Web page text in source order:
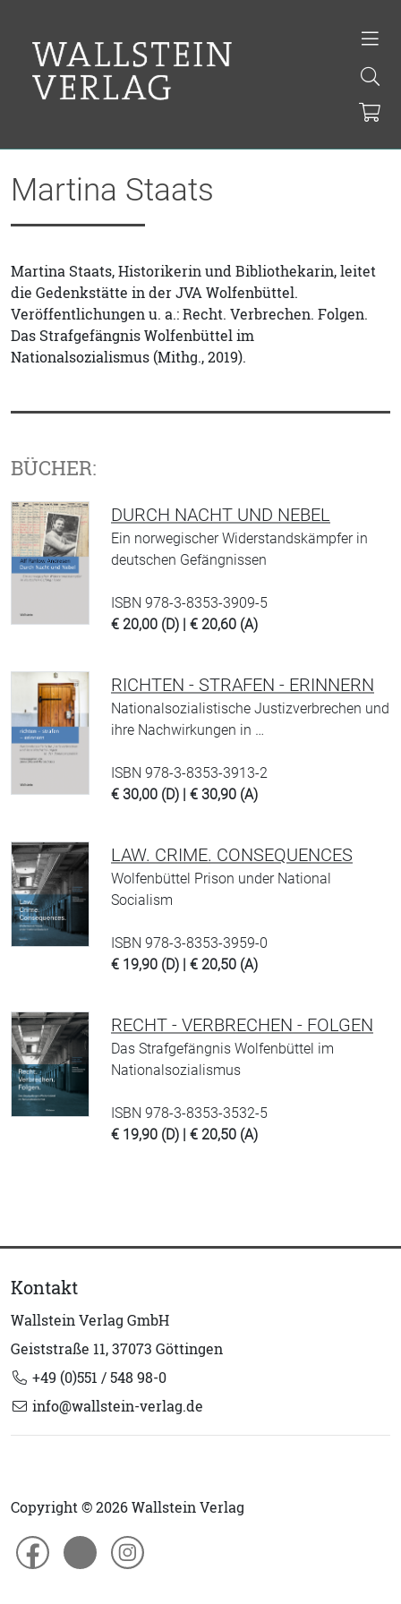
Martina Staats
Martina Staats, Historikerin und Bibliothekarin, leitet
die Gedenkstätte in der JVA Wolfenbüttel.
Veröffentlichungen u. a.: Recht. Verbrechen. Folgen.
Das Strafgefängnis Wolfenbüttel im
Nationalsozialismus (Mithg., 2019).
BÜCHER:
DURCH NACHT UND NEBEL
Ein norwegischer Widerstandskämpfer in
deutschen Gefängnissen
ISBN 978-3-8353-3909-5
€ 20,00 (D) | € 20,60 (A)
RICHTEN - STRAFEN - ERINNERN
Nationalsozialistische Justizverbrechen und
ihre Nachwirkungen in …
ISBN 978-3-8353-3913-2
€ 30,00 (D) | € 30,90 (A)
LAW. CRIME. CONSEQUENCES
Wolfenbüttel Prison under National
Socialism
ISBN 978-3-8353-3959-0
€ 19,90 (D) | € 20,50 (A)
RECHT - VERBRECHEN - FOLGEN
Das Strafgefängnis Wolfenbüttel im
Nationalsozialismus
ISBN 978-3-8353-3532-5
€ 19,90 (D) | € 20,50 (A)
Kontakt
Wallstein Verlag GmbH
Geiststraße 11, 37073 Göttingen
+49 (0)551 / 548 98-0
info@wallstein-verlag.de
Copyright © 2026 Wallstein Verlag